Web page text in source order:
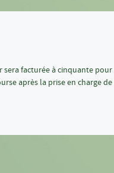
sera facturée à cinquante
après la prise en charge